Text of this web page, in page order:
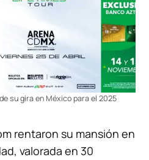
su gira en México para el 2025
rentaron su mansión en
valorada en 30